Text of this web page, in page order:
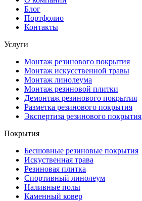
Блог
Портфолио
Контакты
Услуги
Монтаж резинового покрытия
Монтаж искусственной травы
Монтаж линолеума
Монтаж резиновой плитки
Демонтаж резинового покрытия
Разметка резинового покрытия
Экспертиза резинового покрытия
Покрытия
Бесшовные резиновые покрытия
Искуственная трава
Резиновая плитка
Спортивный линолеум
Наливные полы
Каменный ковер